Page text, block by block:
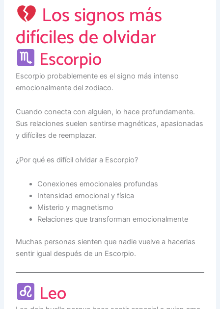
Los signos más
difíciles de olvidar
Escorpio
Escorpio probablemente es el signo más intenso
emocionalmente del zodiaco.
Cuando conecta con alguien, lo hace profundamente.
Sus relaciones suelen sentirse magnéticas, apasionadas
y difíciles de reemplazar.
¿Por qué es difícil olvidar a Escorpio?
Conexiones emocionales profundas
Intensidad emocional y física
Misterio y magnetismo
Relaciones que transforman emocionalmente
Muchas personas sienten que nadie vuelve a hacerlas
sentir igual después de un Escorpio.
Leo